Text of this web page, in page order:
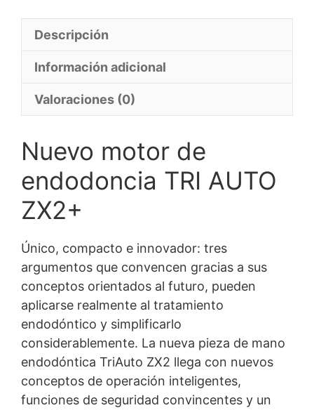
Descripción
Información adicional
Valoraciones (0)
Nuevo motor de
endodoncia TRI AUTO
ZX2+
Único, compacto e innovador: tres
argumentos que convencen gracias a sus
conceptos orientados al futuro, pueden
aplicarse realmente al tratamiento
endodóntico y simplificarlo
considerablemente. La nueva pieza de mano
endodóntica TriAuto ZX2 llega con nuevos
conceptos de operación inteligentes,
funciones de seguridad convincentes y un